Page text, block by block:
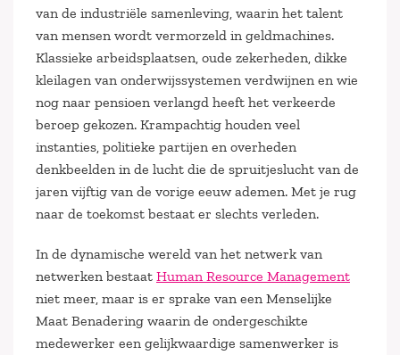
van de industriële samenleving, waarin het talent
van mensen wordt vermorzeld in geldmachines.
Klassieke arbeidsplaatsen, oude zekerheden, dikke
kleilagen van onderwijssystemen verdwijnen en wie
nog naar pensioen verlangd heeft het verkeerde
beroep gekozen. Krampachtig houden veel
instanties, politieke partijen en overheden
denkbeelden in de lucht die de spruitjeslucht van de
jaren vijftig van de vorige eeuw ademen. Met je rug
naar de toekomst bestaat er slechts verleden.
In de dynamische wereld van het netwerk van
netwerken bestaat Human Resource Management
niet meer, maar is er sprake van een Menselijke
Maat Benadering waarin de ondergeschikte
medewerker een gelijkwaardige samenwerker is